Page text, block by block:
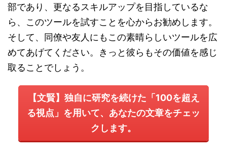
部であり、更なるスキルアップを目指しているな
ら、このツールを試すことを心からお勧めします。
そして、同僚や友人にもこの素晴らしいツールを広
めてあげてください。きっと彼らもその価値を感じ
取ることでしょう。
【文賢】独自に研究を続けた「100を超え
る視点」を用いて、あなたの文章をチェッ
クします。